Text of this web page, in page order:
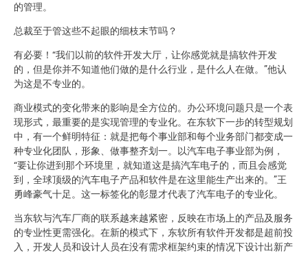
的管理。
总裁至于管这些不起眼的细枝末节吗？
有必要！“我们以前的软件开发大厅，让你感觉就是搞软件开发
的，但是你并不知道他们做的是什么行业，是什么人在做。”他认
为这是不专业的。
商业模式的变化带来的影响是全方位的。办公环境问题只是一个表
现形式，最重要的是实现管理的专业化。在东软下一步的转型规划
中，有一个鲜明特征：就是把每个事业部和每个业务部门都变成一
种专业化团队，形象、做事整齐划一。以汽车电子事业部为例，
“要让你进到那个环境里，就知道这是搞汽车电子的，而且会感觉
到，全球顶级的汽车电子产品和软件是在这里能生产出来的。”王
勇峰豪气十足。这一标签化的彰显才代表了汽车电子的专业化。
当东软与汽车厂商的联系越来越紧密，反映在市场上的产品及服务
的专业性更需强化。在新的模式下，东软所有软件开发都是超前投
入，开发人员和设计人员在没有需求框架约束的情况下设计出新产